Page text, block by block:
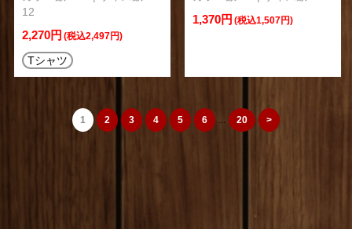
12
2,270円 (税込2,497円)
Tシャツ
1,370円 (税込1,507円)
1 2 3 4 5 6 ... 20 >